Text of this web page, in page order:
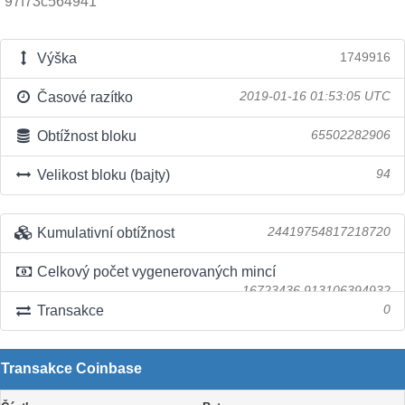
Výška 1749916
Časové razítko 2019-01-16 01:53:05 UTC
Obtížnost bloku 65502282906
Velikost bloku (bajty) 94
Kumulativní obtížnost 24419754817218720
Celkový počet vygenerovaných mincí
16723436.913106394932
Transakce 0
Transakce Coinbase